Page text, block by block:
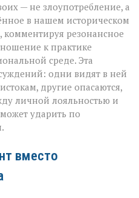
не
только
но
и
пропуск?» — о
новом
взгляде
на
кумовство
— не злоупотребление, а
в нашем историческом
комментируя резонансное
к практике
среде. Эта
одни видят в ней
другие опасаются,
личной лояльностью и
ударить по
вместо